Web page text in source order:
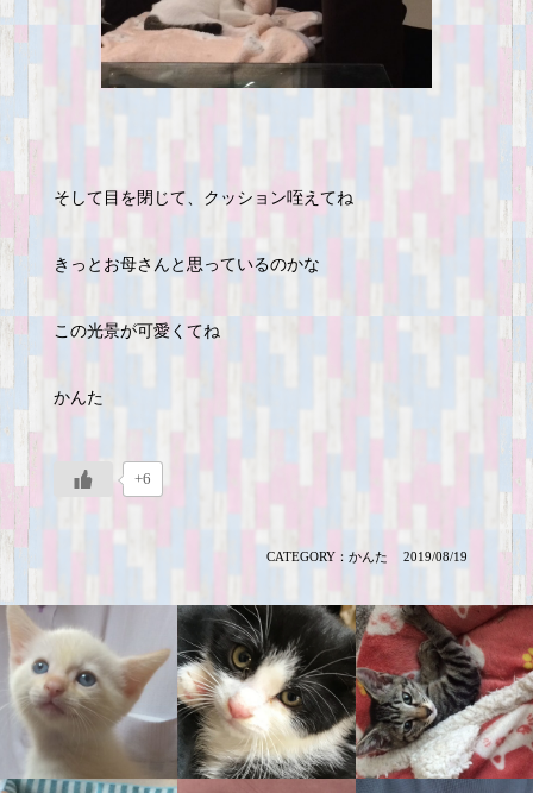
そして目を閉じて、クッション咥えてね
きっとお母さんと思っているのかな
この光景が可愛くてね
かんた
+6
CATEGORY：かんた 2019/08/19